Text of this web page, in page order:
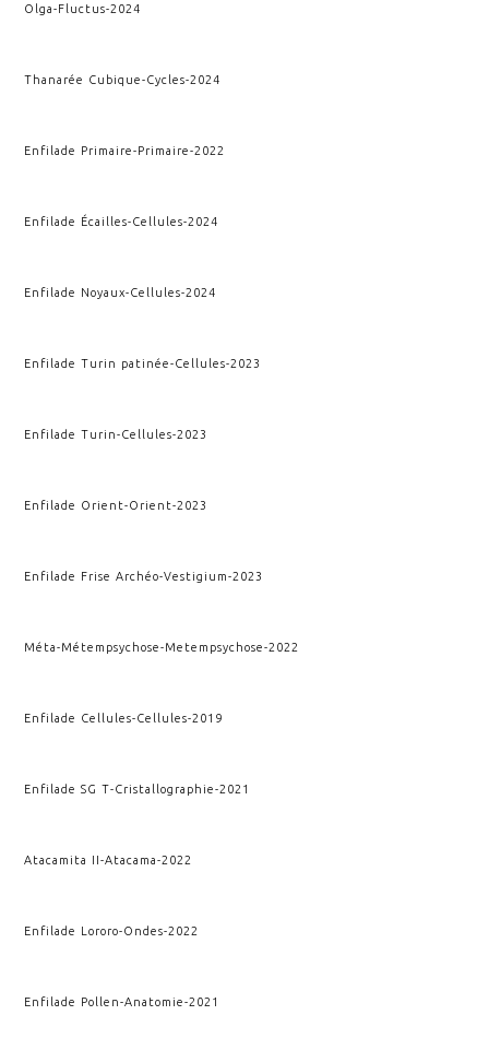
Olga-Fluctus-2024
Thanarée Cubique-Cycles-2024
Enfilade Primaire-Primaire-2022
Enfilade Écailles-Cellules-2024
Enfilade Noyaux-Cellules-2024
Enfilade Turin patinée-Cellules-2023
Enfilade Turin-Cellules-2023
Enfilade Orient-Orient-2023
Enfilade Frise Archéo-Vestigium-2023
Méta-Métempsychose-Metempsychose-2022
Enfilade Cellules-Cellules-2019
Enfilade SG T-Cristallographie-2021
Atacamita II-Atacama-2022
Enfilade Lororo-Ondes-2022
Enfilade Pollen-Anatomie-2021